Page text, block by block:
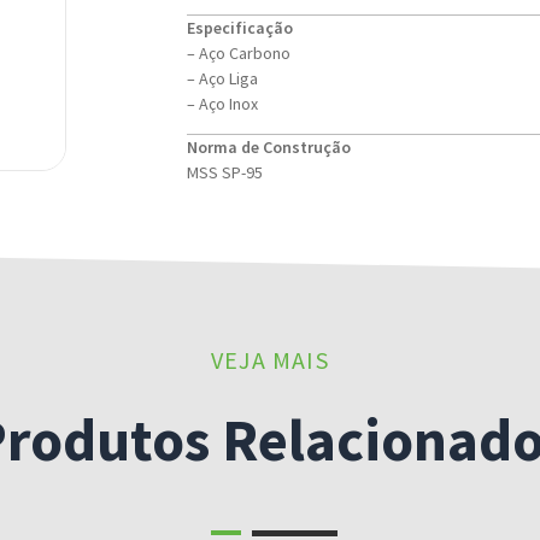
Especificação
– Aço Carbono
– Aço Liga
– Aço Inox
Norma de Construção
MSS SP-95
VEJA MAIS